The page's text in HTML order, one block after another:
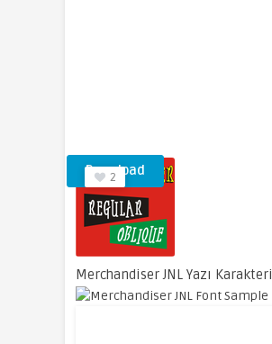
Download
2
Merchandiser JNL Yazı Karakteri